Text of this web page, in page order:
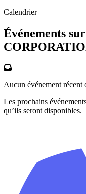
Calendrier
Événements
Aucun événement récent
Les prochains
qu’ils seront disponibles.